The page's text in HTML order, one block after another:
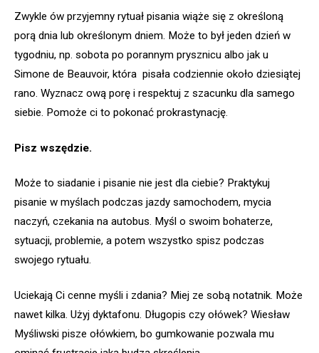
Zwykle ów przyjemny rytuał pisania wiąże się z określoną
porą dnia lub określonym dniem. Może to był jeden dzień w
tygodniu, np. sobota po porannym prysznicu albo jak u
Simone de Beauvoir, która pisała codziennie około dziesiątej
rano. Wyznacz ową porę i respektuj z szacunku dla samego
siebie. Pomoże ci to pokonać prokrastynację.
Pisz wszędzie.
Może to siadanie i pisanie nie jest dla ciebie? Praktykuj
pisanie w myślach podczas jazdy samochodem, mycia
naczyń, czekania na autobus. Myśl o swoim bohaterze,
sytuacji, problemie, a potem wszystko spisz podczas
swojego rytuału.
Uciekają Ci cenne myśli i zdania? Miej ze sobą notatnik. Może
nawet kilka. Użyj dyktafonu. Długopis czy ołówek? Wiesław
Myśliwski pisze ołówkiem, bo gumkowanie pozwala mu